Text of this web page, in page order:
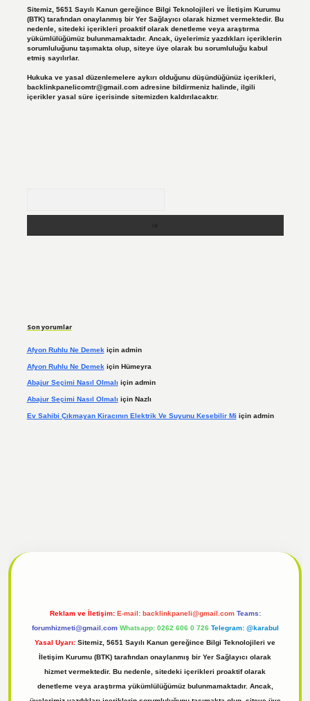
Sitemiz, 5651 Sayılı Kanun gereğince Bilgi Teknolojileri ve İletişim Kurumu
(BTK) tarafından onaylanmış bir Yer Sağlayıcı olarak hizmet vermektedir. Bu
nedenle, sitedeki içerikleri proaktif olarak denetleme veya araştırma
yükümlülüğümüz bulunmamaktadır. Ancak, üyelerimiz yazdıkları içeriklerin
sorumluluğunu taşımakta olup, siteye üye olarak bu sorumluluğu kabul
etmiş sayılırlar.
Hukuka ve yasal düzenlemelere aykırı olduğunu düşündüğünüz içerikleri,
backlinkpanelicomtr@gmail.comadresine bildirmeniz halinde, ilgili
içerikler yasal süre içerisinde sitemizden kaldırılacaktır.
Son yorumlar
Afyon Ruhlu Ne Demek için admin
Afyon Ruhlu Ne Demek için Hümeyra
Abajur Seçimi Nasıl Olmalı için admin
Abajur Seçimi Nasıl Olmalı için Nazlı
Ev Sahibi Çıkmayan Kiracının Elektrik Ve Suyunu Kesebilir Mi için admin
Reklam ve İletişim: E-mail: backlinkpaneli@gmail.com Teams:
forumhizmeti@gmail.com Whatsapp: 0262 606 0 726 Telegram: @karabul
Yasal Uyarı: Sitemiz, 5651 Sayılı Kanun gereğince Bilgi Teknolojileri ve
İletişim Kurumu (BTK) tarafından onaylanmış bir Yer Sağlayıcı olarak
hizmet vermektedir. Bu nedenle, sitedeki içerikleri proaktif olarak
denetleme veya araştırma yükümlülüğümüz bulunmamaktadır. Ancak,